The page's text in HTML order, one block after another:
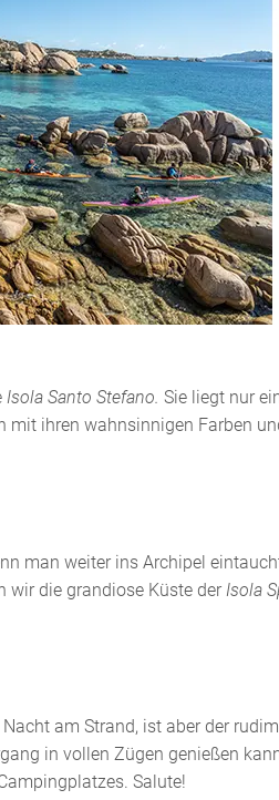
Isola Santo Stefano. Sie liegt nur
mit ihren wahnsinnigen Farben
man weiter ins Archipel
wir die grandiose Küste der Isola
am Strand, ist aber der
in vollen Zügen genießen
Salute!